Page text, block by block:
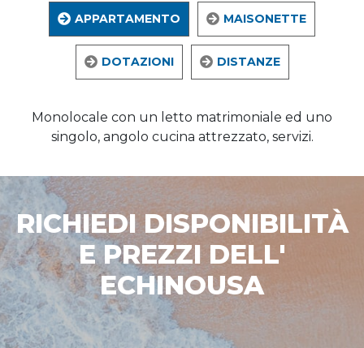
APPARTAMENTO MAISONETTE
DOTAZIONI DISTANZE
Monolocale con un letto matrimoniale ed uno
singolo, angolo cucina attrezzato, servizi.
RICHIEDI DISPONIBILITÀ
E PREZZI DELL'
ECHINOUSA